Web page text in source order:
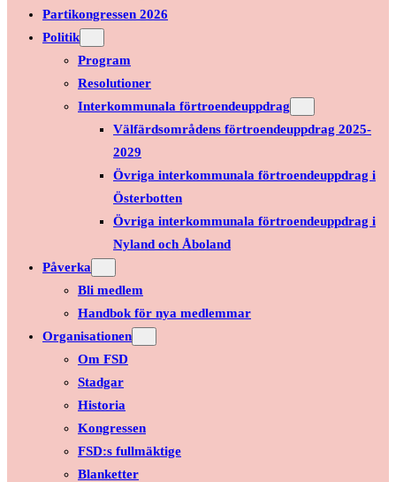
Partikongressen 2026
Politik
Program
Resolutioner
Interkommunala förtroendeuppdrag
Välfärdsområdens förtroendeuppdrag 2025-
2029
Övriga interkommunala förtroendeuppdrag i
Österbotten
Övriga interkommunala förtroendeuppdrag i
Nyland och Åboland
Påverka
Bli medlem
Handbok för nya medlemmar
Organisationen
Om FSD
Stadgar
Historia
Kongressen
FSD:s fullmäktige
Blanketter